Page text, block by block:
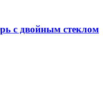
с двойным стеклом